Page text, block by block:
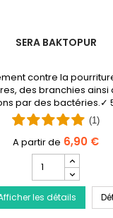
SERA BAKTOPUR
contre la
des branchies ainsi
par des bactéries.✓
100 ml ✓ 500 ml.(1)
6,90 €
quantité
du
produit
SERA
les détails